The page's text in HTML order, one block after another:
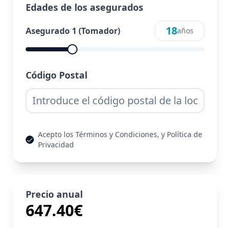
Edades de los asegurados
Asegurado 1 (Tomador) 18años
Código Postal
Acepto los Términos y Condiciones, y Política de
Privacidad
Precio anual
647.40€